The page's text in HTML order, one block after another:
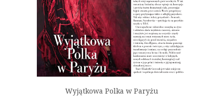
Wyjątkowa Polka w Paryżu